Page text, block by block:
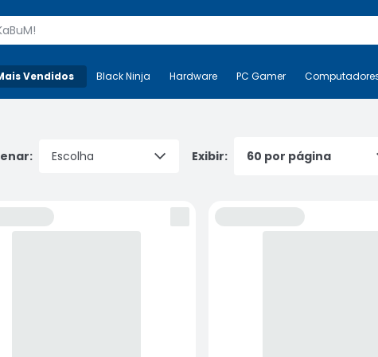
Vendidos Mais-v- Black Ninja Hardware PC Gamer
Black Ninja Hardware PC Gamer
Exibir: